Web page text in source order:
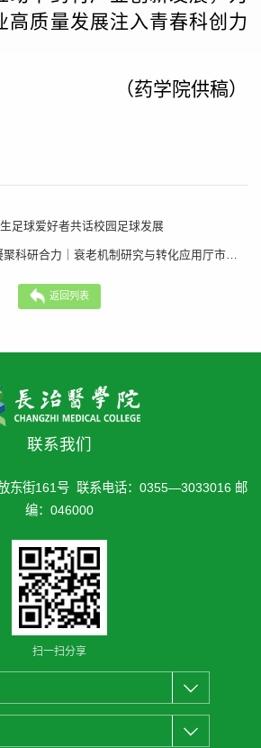
高质量发展注入青春科创力
（药学院供稿）
足球爱好者共话校园足球发展
衰老机制研究与转化应用厅市共建山西省重点实验室培育基地召开座谈交流会
返回列表
联系我们
东街161号 联系电话：0355—3033016 邮
编：046000
扫一扫分享